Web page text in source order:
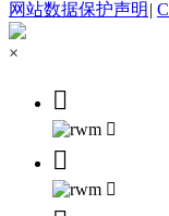
网站数据保护声明 |
×



